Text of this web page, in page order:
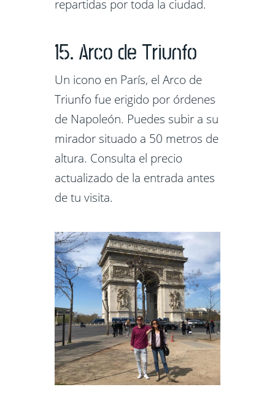
repartidas por toda la ciudad.
15. Arco de Triunfo
Un icono en París, el Arco de
Triunfo fue erigido por órdenes
de Napoleón. Puedes subir a su
mirador situado a 50 metros de
altura. Consulta el precio
actualizado de la entrada antes
de tu visita.